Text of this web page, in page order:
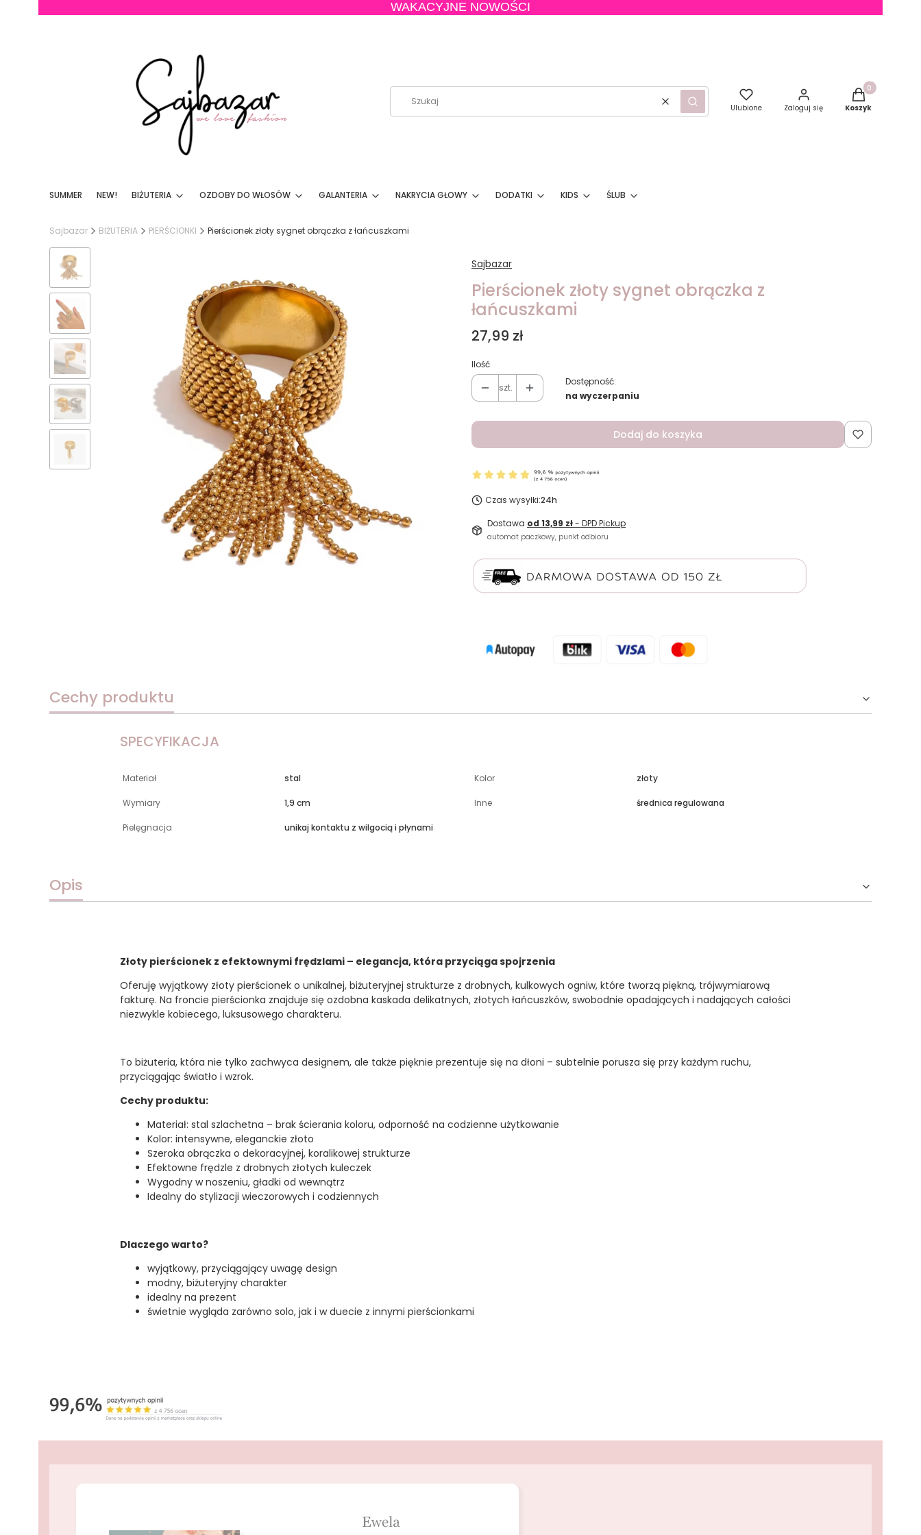
WAKACYJNE NOWOŚCI
WyczyśćSzukaj Ulubione Zaloguj się
Produkty w
Koszyk
SUMMER NEW! BIŻUTERIA OZDOBY DO WŁOSÓW GALANTERIA NAKRYCIA GŁOWY DODATKI KIDS ŚLUB
Sajbazar BIŻUTERIA PIERŚCIONKI Pierścionek złoty sygnet obrączka z łańcuszkami
Sajbazar
Pierścionek złoty sygnet obrączka z
łańcuszkami
Cena
27,99 zł
Ilość
szt.
Dostępność:
na wyczerpaniu
Dodaj do koszyka
Czas wysyłki:24h
Dostawa od 13,99 zł- DPD Pickup
automat paczkowy, punkt odbioru
Cechy produktu
SPECYFIKACJA
Materiał stal Kolor złoty
Wymiary 1,9 cm Inne średnica regulowana
Pielęgnacja unikaj kontaktu z wilgocią i płynami
Opis
Złoty pierścionek z efektownymi frędzlami – elegancja, która przyciąga spojrzenia
Oferuję wyjątkowy złoty pierścionek o unikalnej, biżuteryjnej strukturze z drobnych, kulkowych ogniw, które tworzą piękną, trójwymiarową
fakturę. Na froncie pierścionka znajduje się ozdobna kaskada delikatnych, złotych łańcuszków, swobodnie opadających i nadających całości
niezwykle kobiecego, luksusowego charakteru.
To biżuteria, która nie tylko zachwyca designem, ale także pięknie prezentuje się na dłoni – subtelnie porusza się przy każdym ruchu,
przyciągając światło i wzrok.
Cechy produktu:
Materiał: stal szlachetna – brak ścierania koloru, odporność na codzienne użytkowanie
Kolor: intensywne, eleganckie złoto
Szeroka obrączka o dekoracyjnej, koralikowej strukturze
Efektowne frędzle z drobnych złotych kuleczek
Wygodny w noszeniu, gładki od wewnątrz
Idealny do stylizacji wieczorowych i codziennych
Dlaczego warto?
wyjątkowy, przyciągający uwagę design
modny, biżuteryjny charakter
idealny na prezent
świetnie wygląda zarówno solo, jak i w duecie z innymi pierścionkami